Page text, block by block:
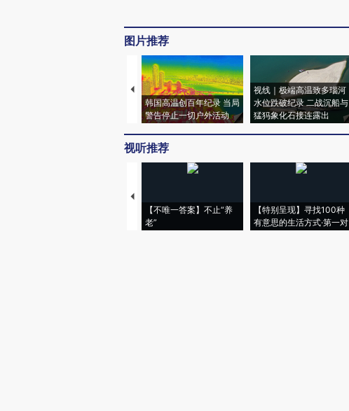
图片推荐
韩国高温创百年纪录 当局
警告停止一切户外活动
视线｜极端高温致多瑙河
水位跌破纪录 二战沉船与
猛犸象化石接连露出
视听推荐
【不唯一答案】不止“养
老”
【特别呈现】寻找100种
有意思的生活方式·第一对